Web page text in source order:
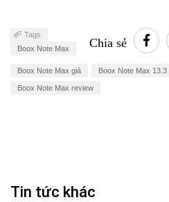
Chia sẻ
Tags
Boox Note Max
Boox Note Max giá Boox Note Max 13.3
Boox Note Max review
Tin tức khác